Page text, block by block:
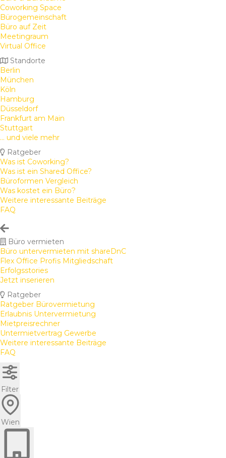
Coworking Space
Bürogemeinschaft
Büro auf Zeit
Meetingraum
Virtual Office
Standorte
Berlin
München
Köln
Hamburg
Düsseldorf
Frankfurt am Main
Stuttgart
... und viele mehr
Ratgeber
Was ist Coworking?
Was ist ein Shared Office?
Büroformen Vergleich
Was kostet ein Büro?
Weitere interessante Beiträge
FAQ
Büro vermieten
Büro untervermieten mit shareDnC
Flex Office Profis Mitgliedschaft
Erfolgsstories
Jetzt inserieren
Ratgeber
Ratgeber Bürovermietung
Erlaubnis Untervermietung
Mietpreisrechner
Untermietvertrag Gewerbe
Weitere interessante Beiträge
FAQ
Filter
Wien